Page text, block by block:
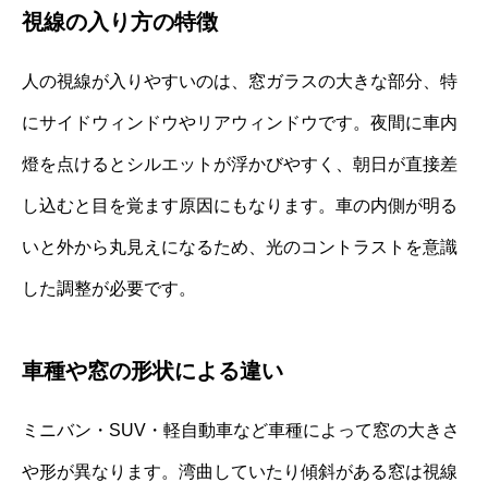
視線の入り方の特徴
人の視線が入りやすいのは、窓ガラスの大きな部分、特
にサイドウィンドウやリアウィンドウです。夜間に車内
燈を点けるとシルエットが浮かびやすく、朝日が直接差
し込むと目を覚ます原因にもなります。車の内側が明る
いと外から丸見えになるため、光のコントラストを意識
した調整が必要です。
車種や窓の形状による違い
ミニバン・SUV・軽自動車など車種によって窓の大きさ
や形が異なります。湾曲していたり傾斜がある窓は視線